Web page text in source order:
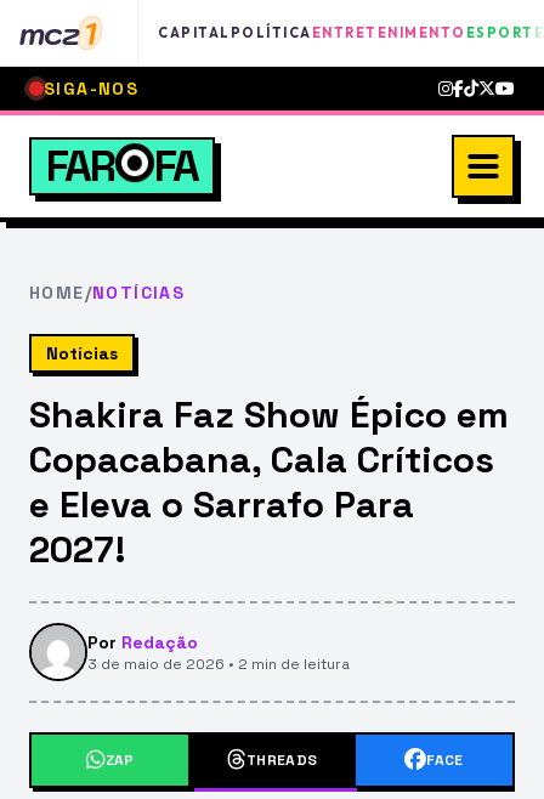
mcz1 CAPITAL POLÍTICA ENTRETENIMENTO
SIGA-NOS
FAR FA
HOME/NOTÍCIAS
Notícias
Shakira Faz Show Épico em
Copacabana, Cala Críticos
e Eleva o Sarrafo Para
2027!
Por Redação
3 de maio de 2026 • 2 min de leitura
ZAP THREADS FACE